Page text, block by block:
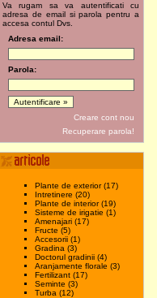
Va rugam sa va autentificati cu
adresa de email si parola pentru a
accesa contul Dvs.
Adresa email:
Parola:
Creare cont nou
Recuperare parola!
Plante de exterior (17)
Intretinere (20)
Plante de interior (19)
Sisteme de irigatie (1)
Amenajari (17)
Fructe (5)
Accesorii (1)
Gradina (3)
Doctorul gradinii (4)
Aranjamente florale (3)
Fertilizant (17)
Seminte (3)
Turba (12)